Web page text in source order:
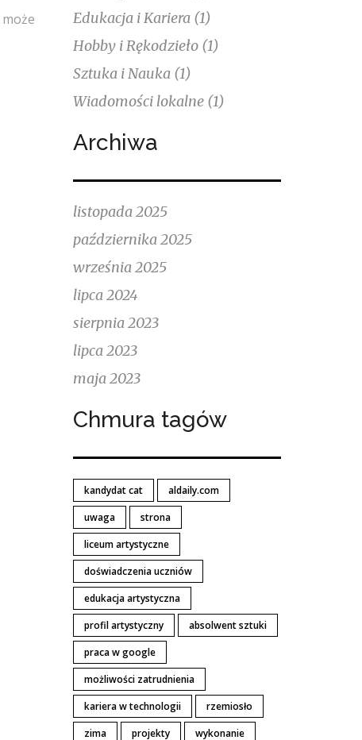
Edukacja i Kariera (1)
Hobby i Rękodzieło (1)
Sztuka i Nauka (1)
Wiadomości lokalne (1)
Archiwa
listopada 2025
października 2025
września 2025
lipca 2024
sierpnia 2023
lipca 2023
maja 2023
Chmura tagów
kandydat cat
aldaily.com
uwaga
strona
liceum artystyczne
doświadczenia uczniów
edukacja artystyczna
profil artystyczny
absolwent sztuki
praca w google
możliwości zatrudnienia
kariera w technologii
rzemiosło
zima
projekty wykonanie